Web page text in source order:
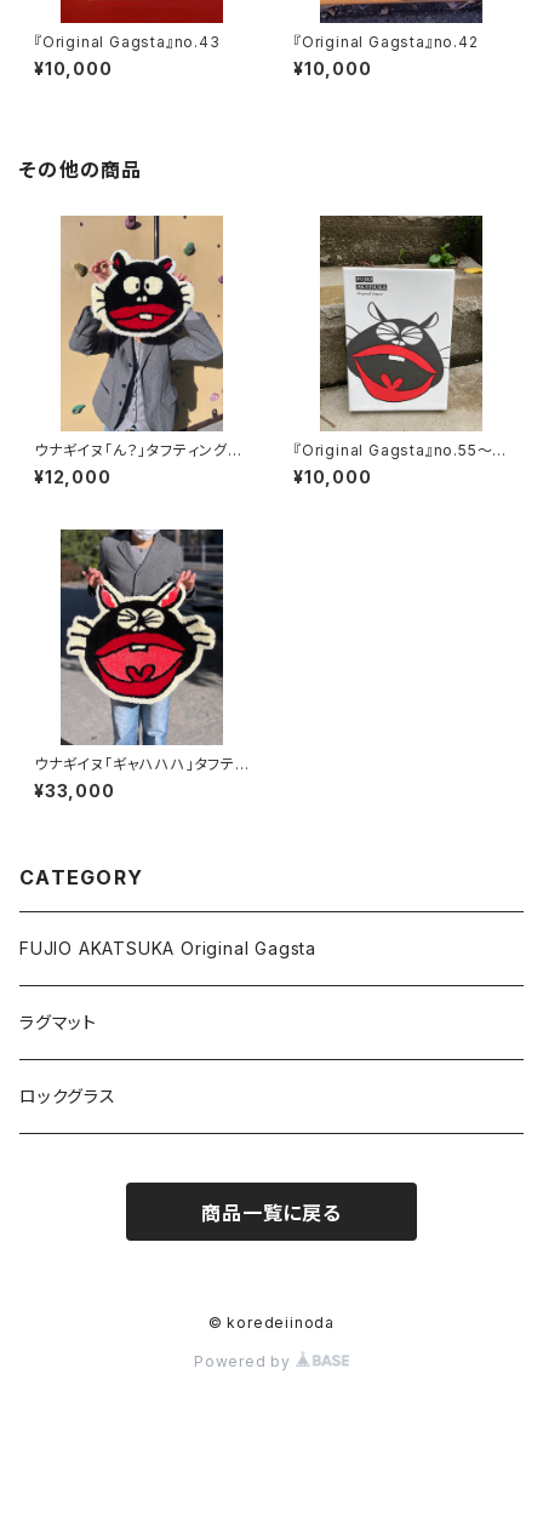
『Original Gagsta』no.43
¥10,000
『Original Gagsta』no.42
¥10,000
その他の商品
ウナギイヌ「ん？」タフティングチ
ェアマット
¥12,000
『Original Gagsta』no.55～n
o.64
¥10,000
ウナギイヌ「ギャハハハ」タフティ
ングラグ
¥33,000
CATEGORY
FUJIO AKATSUKA Original Gagsta
ラグマット
ロックグラス
商品一覧に戻る
© koredeiinoda
Powered by